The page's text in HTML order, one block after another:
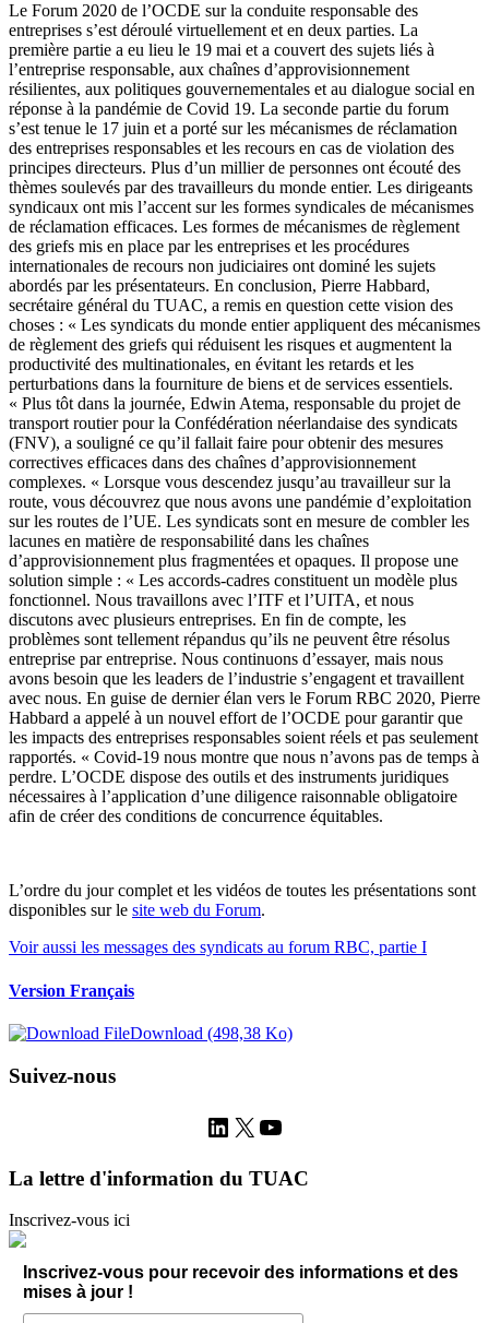
Le Forum 2020 de l’OCDE sur la conduite responsable des
entreprises s’est déroulé virtuellement et en deux parties. La
première partie a eu lieu le 19 mai et a couvert des sujets liés à
l’entreprise responsable, aux chaînes d’approvisionnement
résilientes, aux politiques gouvernementales et au dialogue social en
réponse à la pandémie de Covid 19. La seconde partie du forum
s’est tenue le 17 juin et a porté sur les mécanismes de réclamation
des entreprises responsables et les recours en cas de violation des
principes directeurs. Plus d’un millier de personnes ont écouté des
thèmes soulevés par des travailleurs du monde entier. Les dirigeants
syndicaux ont mis l’accent sur les formes syndicales de mécanismes
de réclamation efficaces. Les formes de mécanismes de règlement
des griefs mis en place par les entreprises et les procédures
internationales de recours non judiciaires ont dominé les sujets
abordés par les présentateurs. En conclusion, Pierre Habbard,
secrétaire général du TUAC, a remis en question cette vision des
choses : « Les syndicats du monde entier appliquent des mécanismes
de règlement des griefs qui réduisent les risques et augmentent la
productivité des multinationales, en évitant les retards et les
perturbations dans la fourniture de biens et de services essentiels.
« Plus tôt dans la journée, Edwin Atema, responsable du projet de
transport routier pour la Confédération néerlandaise des syndicats
(FNV), a souligné ce qu’il fallait faire pour obtenir des mesures
correctives efficaces dans des chaînes d’approvisionnement
complexes. « Lorsque vous descendez jusqu’au travailleur sur la
route, vous découvrez que nous avons une pandémie d’exploitation
sur les routes de l’UE. Les syndicats sont en mesure de combler les
lacunes en matière de responsabilité dans les chaînes
d’approvisionnement plus fragmentées et opaques. Il propose une
solution simple : « Les accords-cadres constituent un modèle plus
fonctionnel. Nous travaillons avec l’ITF et l’UITA, et nous
discutons avec plusieurs entreprises. En fin de compte, les
problèmes sont tellement répandus qu’ils ne peuvent être résolus
entreprise par entreprise. Nous continuons d’essayer, mais nous
avons besoin que les leaders de l’industrie s’engagent et travaillent
avec nous. En guise de dernier élan vers le Forum RBC 2020, Pierre
Habbard a appelé à un nouvel effort de l’OCDE pour garantir que
les impacts des entreprises responsables soient réels et pas seulement
rapportés. « Covid-19 nous montre que nous n’avons pas de temps à
perdre. L’OCDE dispose des outils et des instruments juridiques
nécessaires à l’application d’une diligence raisonnable obligatoire
afin de créer des conditions de concurrence équitables.
L’ordre du jour complet et les vidéos de toutes les présentations sont
disponibles sur le site web du Forum.
Voir aussi les messages des syndicats au forum RBC, partie I
Version Français
Download (498,38 Ko)
Suivez-nous
LinkedIn
X YouTube
La lettre d'information du TUAC
Inscrivez-vous ici
Inscrivez-vous pour recevoir des informations et des
mises à jour !